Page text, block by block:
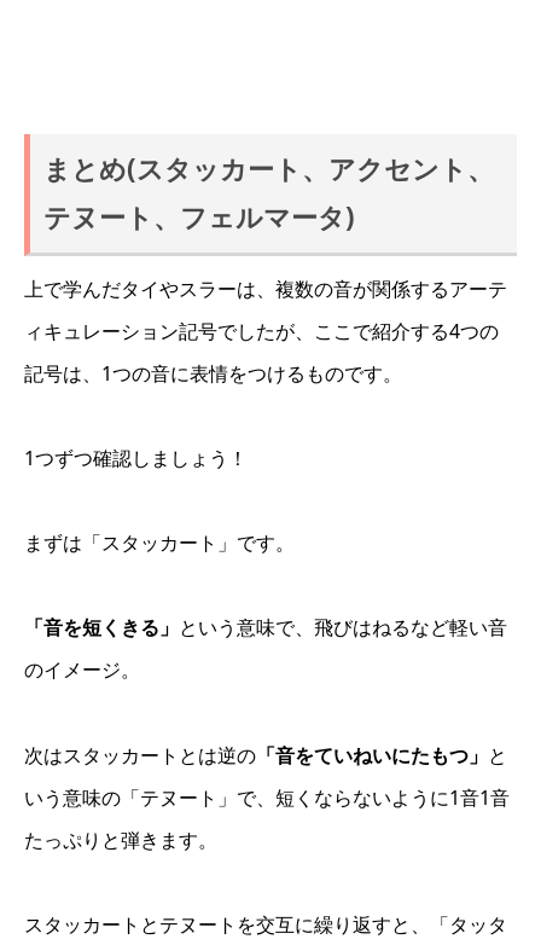
まとめ(スタッカート、アクセント、
テヌート、フェルマータ)
上で学んだタイやスラーは、複数の音が関係するアーテ
ィキュレーション記号でしたが、ここで紹介する4つの
記号は、1つの音に表情をつけるものです。
1つずつ確認しましょう！
まずは「スタッカート」です。
「音を短くきる」 という意味で、飛びはねるなど軽い音
のイメージ。
次はスタッカートとは逆の 「音をていねいにたもつ」 と
いう意味の「テヌート」で、短くならないように1音1音
たっぷりと弾きます。
スタッカートとテヌートを交互に繰り返すと、「タッタ